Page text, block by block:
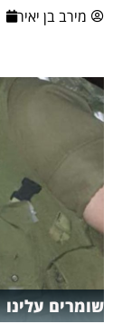
מירב בן יאיר
שומרים עלינו